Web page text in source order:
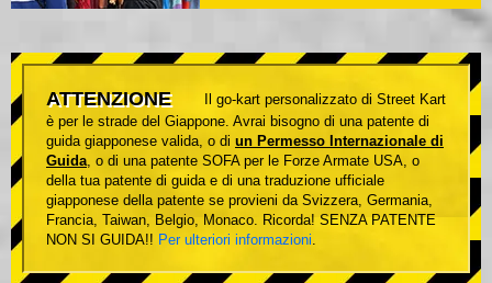
ATTENZIONE
Il go-kart personalizzato di Street Kart
è per le strade del Giappone. Avrai bisogno di una patente di
guida giapponese valida, o di un Permesso Internazionale di
Guida, o di una patente SOFA per le Forze Armate USA, o
della tua patente di guida e di una traduzione ufficiale
giapponese della patente se provieni da Svizzera, Germania,
Francia, Taiwan, Belgio, Monaco. Ricorda! SENZA PATENTE
NON SI GUIDA!! Per ulteriori informazioni.